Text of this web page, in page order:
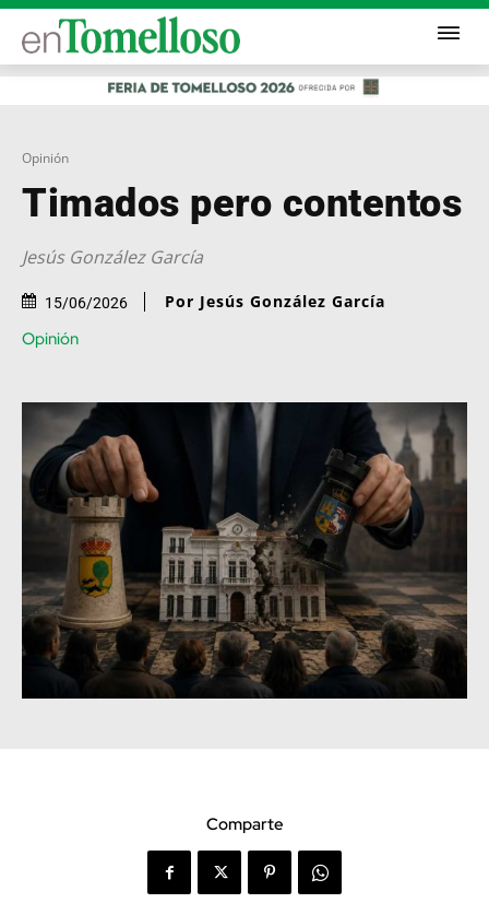
Opinión
Timados pero contentos
Jesús González García
15/06/2026 Por Jesús González García
Opinión
Comparte